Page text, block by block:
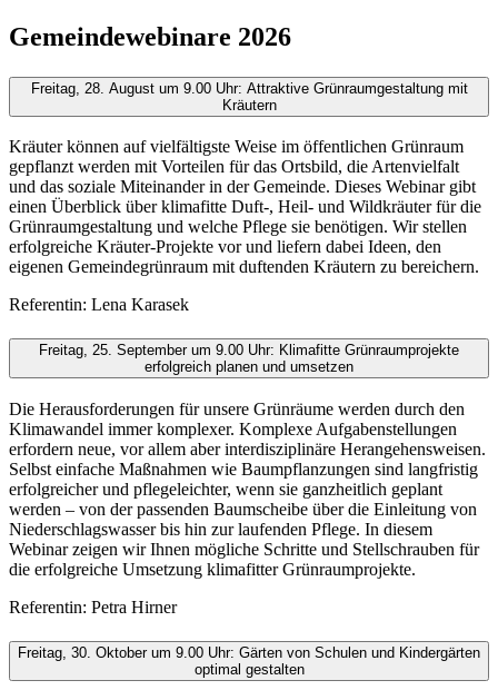
Gemeindewebinare 2026
Freitag, 28. August um 9.00 Uhr: Attraktive Grünraumgestaltung mit
Kräutern
Kräuter können auf vielfältigste Weise im öffentlichen Grünraum
gepflanzt werden mit Vorteilen für das Ortsbild, die Artenvielfalt
und das soziale Miteinander in der Gemeinde. Dieses Webinar gibt
einen Überblick über klimafitte Duft-, Heil- und Wildkräuter für die
Grünraumgestaltung und welche Pflege sie benötigen. Wir stellen
erfolgreiche Kräuter-Projekte vor und liefern dabei Ideen, den
eigenen Gemeindegrünraum mit duftenden Kräutern zu bereichern.
Referentin: Lena Karasek
Freitag, 25. September um 9.00 Uhr: Klimafitte Grünraumprojekte
erfolgreich planen und umsetzen
Die Herausforderungen für unsere Grünräume werden durch den
Klimawandel immer komplexer. Komplexe Aufgabenstellungen
erfordern neue, vor allem aber interdisziplinäre Herangehensweisen.
Selbst einfache Maßnahmen wie Baumpflanzungen sind langfristig
erfolgreicher und pflegeleichter, wenn sie ganzheitlich geplant
werden – von der passenden Baumscheibe über die Einleitung von
Niederschlagswasser bis hin zur laufenden Pflege. In diesem
Webinar zeigen wir Ihnen mögliche Schritte und Stellschrauben für
die erfolgreiche Umsetzung klimafitter Grünraumprojekte.
Referentin: Petra Hirner
Freitag, 30. Oktober um 9.00 Uhr: Gärten von Schulen und Kindergärten
optimal gestalten